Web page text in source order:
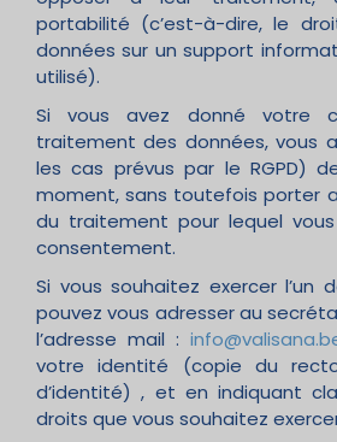
portabilité (c’est-à-dire, le
données sur un support
utilisé).
Si vous avez donné votre
traitement des données, vous
les cas prévus par le RGPD)
moment, sans toutefois porter
du traitement pour lequel
consentement.
Si vous souhaitez exercer l’un
pouvez vous adresser au
l’adresse mail :
votre identité (copie du
d’identité) , et en indiquant
droits que vous souhaitez